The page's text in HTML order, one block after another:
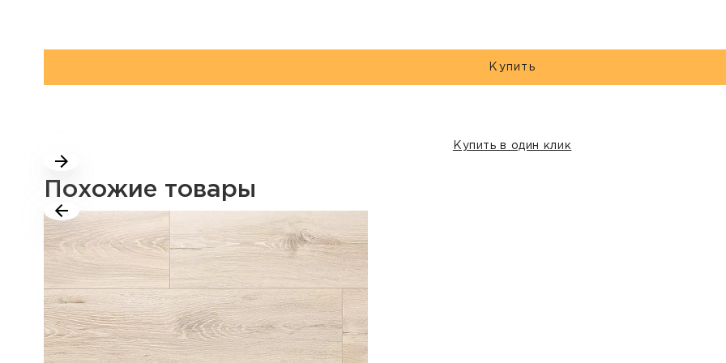
Купить
Купить в один клик
Похожие товары